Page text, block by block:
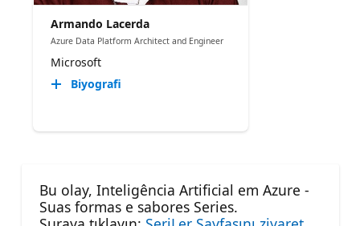
Armando Lacerda
Azure Data Platform Architect and Engineer
Microsoft
Biyografi
Bu olay, Inteligência Artificial em Azure -
Suas formas e sabores Series.